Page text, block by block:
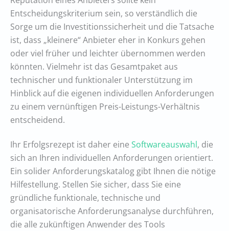
Entscheidungskriterium sein, so verständlich die
Sorge um die Investitionssicherheit und die Tatsache
ist, dass „kleinere“ Anbieter eher in Konkurs gehen
oder viel früher und leichter übernommen werden
könnten. Vielmehr ist das Gesamtpaket aus
technischer und funktionaler Unterstützung im
Hinblick auf die eigenen individuellen Anforderungen
zu einem vernünftigen Preis-Leistungs-Verhältnis
entscheidend.
Ihr Erfolgsrezept ist daher eine Softwareauswahl, die
sich an Ihren individuellen Anforderungen orientiert.
Ein solider Anforderungskatalog gibt Ihnen die nötige
Hilfestellung. Stellen Sie sicher, dass Sie eine
gründliche funktionale, technische und
organisatorische Anforderungsanalyse durchführen,
die alle zukünftigen Anwender des Tools